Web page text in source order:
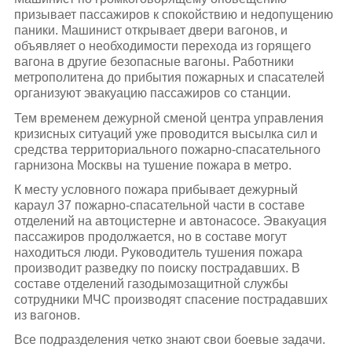
призывает пассажиров к спокойствию и недопущению
паники. Машинист открывает двери вагонов, и
объявляет о необходимости перехода из горящего
вагона в другие безопасные вагоны. Работники
метрополитена до прибытия пожарных и спасателей
организуют эвакуацию пассажиров со станции.
Тем временем дежурной сменой центра управления
кризисных ситуаций уже проводится высылка сил и
средства территориального пожарно-спасательного
гарнизона Москвы на тушение пожара в метро.
К месту условного пожара прибывает дежурный
караул 37 пожарно-спасательной части в составе
отделений на автоцистерне и автонасосе. Эвакуация
пассажиров продолжается, но в составе могут
находиться люди. Руководитель тушения пожара
производит разведку по поиску пострадавших. В
составе отделений газодымозащитной службы
сотрудники МЧС производят спасение пострадавших
из вагонов.
Все подразделения четко знают свои боевые задачи.